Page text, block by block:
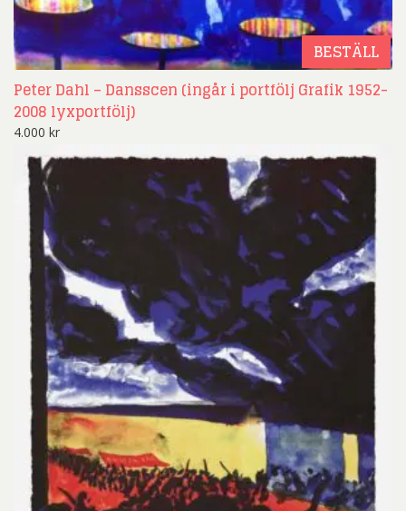
BESTÄLL
Peter Dahl – Dansscen (ingår i portfölj Grafik 1952-
2008 lyxportfölj)
4.000 kr